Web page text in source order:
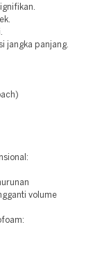
jangka panjang.
volume